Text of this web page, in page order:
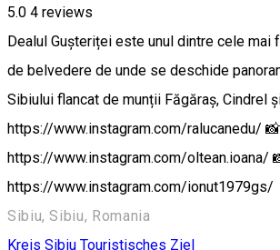
5.0 4 reviews
Dealul Gușteriței este unul dintre cele mai
de belvedere de unde se deschide
Sibiului flancat de munții Făgăraș, Cindrel
https://www.instagram.com/ralucanedu/ 📸
https://www.instagram.com/oltean.ioana/
https://www.instagram.com/ionut1979gs/
Sibiu, Sibiu, Romania
Kreis Sibiu Touristisches Ziel